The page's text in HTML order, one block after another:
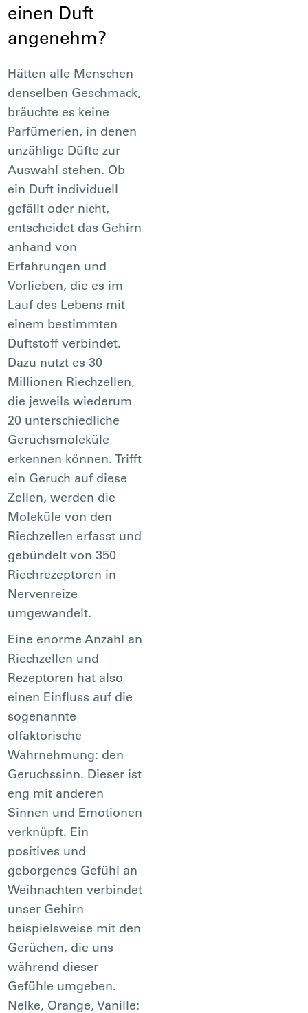
einen Duft
angenehm?
Hätten alle Menschen
denselben Geschmack,
bräuchte es keine
Parfümerien, in denen
unzählige Düfte zur
Auswahl stehen. Ob
ein Duft individuell
gefällt oder nicht,
entscheidet das Gehirn
anhand von
Erfahrungen und
Vorlieben, die es im
Lauf des Lebens mit
einem bestimmten
Duftstoff verbindet.
Dazu nutzt es 30
Millionen Riechzellen,
die jeweils wiederum
20 unterschiedliche
Geruchsmoleküle
erkennen können. Trifft
ein Geruch auf diese
Zellen, werden die
Moleküle von den
Riechzellen erfasst und
gebündelt von 350
Riechrezeptoren in
Nervenreize
umgewandelt.
Eine enorme Anzahl an
Riechzellen und
Rezeptoren hat also
einen Einfluss auf die
sogenannte
olfaktorische
Wahrnehmung: den
Geruchssinn. Dieser ist
eng mit anderen
Sinnen und Emotionen
verknüpft. Ein
positives und
geborgenes Gefühl an
Weihnachten verbindet
unser Gehirn
beispielsweise mit den
Gerüchen, die uns
während dieser
Gefühle umgeben.
Nelke, Orange, Vanille: